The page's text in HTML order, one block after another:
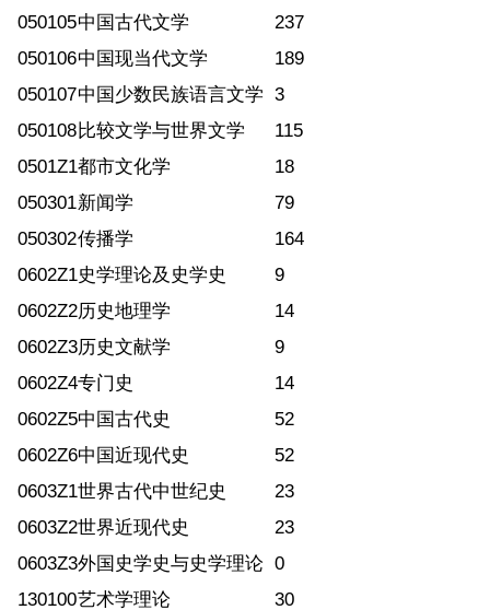
050105中国古代文学
237
050106中国现当代文学
189
050107中国少数民族语言文学 3
050108比较文学与世界文学
115
0501Z1都市文化学
18
050301新闻学
79
050302传播学
164
0602Z1史学理论及史学史
9
0602Z2历史地理学
14
0602Z3历史文献学
9
0602Z4专门史
14
0602Z5中国古代史
52
0602Z6中国近现代史
52
0603Z1世界古代中世纪史
23
0603Z2世界近现代史
23
0603Z3外国史学史与史学理论 0
130100艺术学理论
30